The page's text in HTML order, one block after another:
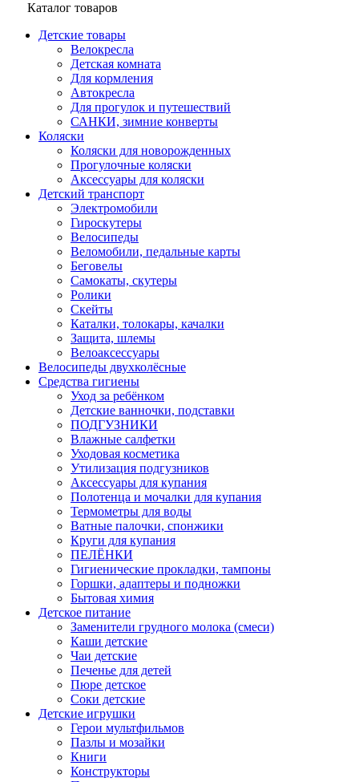
Каталог товаров
Детские товары
Велокресла
Детская комната
Для кормления
Автокресла
Для прогулок и путешествий
САНКИ, зимние конверты
Коляски
Коляски для новорожденных
Прогулочные коляски
Аксессуары для коляски
Детский транспорт
Электромобили
Гироскутеры
Велосипеды
Веломобили, педальные карты
Беговелы
Самокаты, скутеры
Ролики
Скейты
Каталки, толокары, качалки
Защита, шлемы
Велоаксессуары
Велосипеды двухколёсные
Средства гигиены
Уход за ребёнком
Детские ванночки, подставки
ПОДГУЗНИКИ
Влажные салфетки
Уходовая косметика
Утилизация подгузников
Аксессуары для купания
Полотенца и мочалки для купания
Термометры для воды
Ватные палочки, спонжики
Круги для купания
ПЕЛЁНКИ
Гигиенические прокладки, тампоны
Горшки, адаптеры и подножки
Бытовая химия
Детское питание
Заменители грудного молока (смеси)
Каши детские
Чаи детские
Печенье для детей
Пюре детское
Соки детские
Детские игрушки
Герои мультфильмов
Пазлы и мозайки
Книги
Конструкторы